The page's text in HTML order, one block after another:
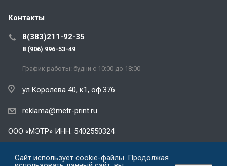
Контакты
8(383)211-92-35
8 (906) 996-53-49
График работы: будни с 10:00 до 18:00
ул.Королева 40, к1, оф.376
reklama@metr-print.ru
ООО «МЭТР» ИНН: 5402550324
Сайт использует cookie-файлы. Продолжая